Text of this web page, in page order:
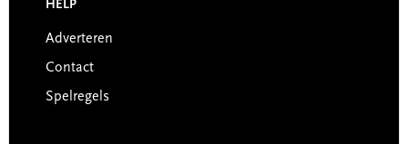
HELP
Adverteren
Contact
Spelregels